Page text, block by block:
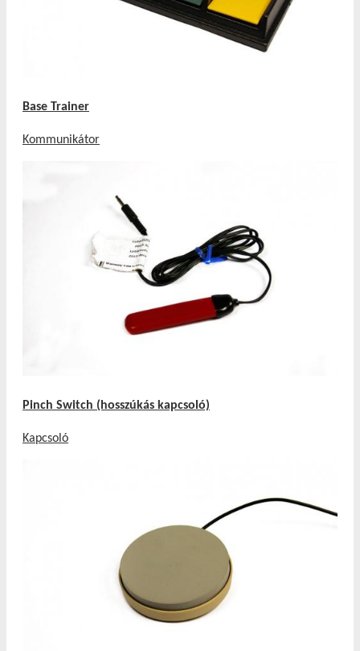
Base Trainer
Kommunikátor
Pinch Switch (hosszúkás kapcsoló)
Kapcsoló